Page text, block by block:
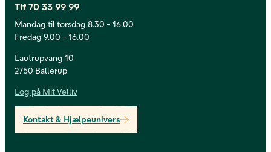
Tlf 70 33 99 99
Mandag til torsdag 8.30 - 16.00
Fredag 9.00 - 16.00
Lautrupvang 10
2750 Ballerup
Log på Mit Velliv
Kontakt & Hjælpeunivers